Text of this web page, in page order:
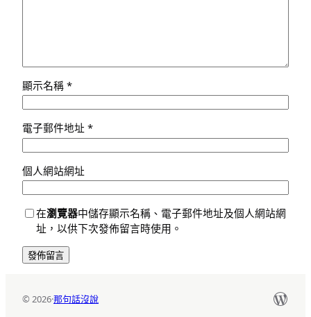
顯示名稱 *
電子郵件地址 *
個人網站網址
在瀏覽器中儲存顯示名稱、電子郵件地址及個人網站網
址，以供下次發佈留言時使用。
© 2026·那句話沒說